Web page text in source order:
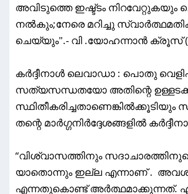
അവിടുത്തെ ഇഷ്ട്ടം
നൽകും;നേരെ മറിച്ചു
ചെയ്യും".- വി .യോഹന്നാൻ ക്രൂസ്
കർദ്ദീനാൾ ലെവാഡാ : പൊതു
സത്യസന്ധതയോ അതിന്റെ
തന്റെ മാർഗ്ഗനിർദ്ദേശങ്ങളിൽ
“വിശ്വാസത്തിനും
യാതൊന്നും ഇല്ല എന്നാണ് .
എന്നതുകൊണ്ട് അർത്ഥമാക്കുന്നത്.